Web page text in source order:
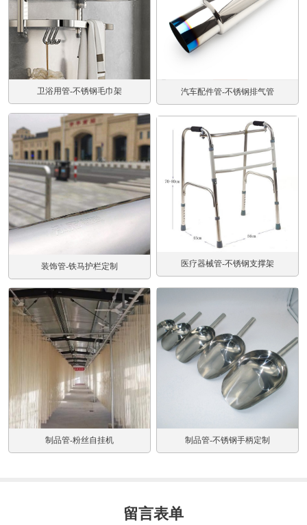
卫浴用管-不锈钢毛巾架 汽车配件管-不锈钢排气管
装饰管-铁马护栏定制 医疗器械管-不锈钢支撑架
制品管-粉丝自挂机 制品管-不锈钢手柄定制
留言表单